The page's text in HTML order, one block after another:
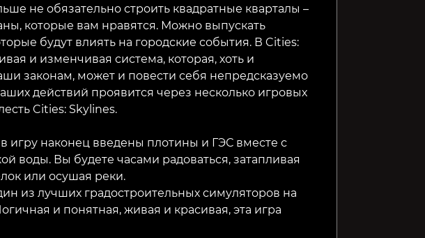
не обязательно строить квадратные кварталы –
которые вам нравятся. Можно выпускать
будут влиять на городские события. В Cities:
и изменчивая система, которая, хоть и
законам, может и повести себя непредсказуемо
действий проявится через несколько игровых
Cities: Skylines.
игру наконец введены плотины и ГЭС вместе с
воды. Вы будете часами радоваться, затапливая
или осушая реки.
из лучших градостроительных симуляторов на
и понятная, живая и красивая, эта игра